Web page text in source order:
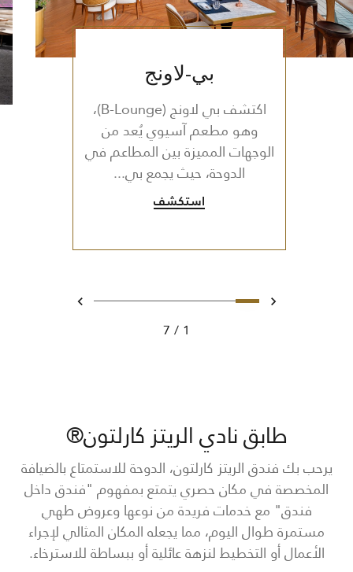
بي-لاونج
اكتشف بي لاونج (B-Lounge)،
وهو مطعم آسيوي يُعد من
الوجهات المميزة بين المطاعم في
الدوحة، حيث يجمع بي...
استكشف
السابقة
0
1
2
3
4
5
6 التالي
1
7
طابق نادي الريتز كارلتون®
يرحب بك فندق الريتز كارلتون، الدوحة للاستمتاع بالضيافة
المخصصة في مكان حصري يتمتع بمفهوم "فندق داخل
فندق" مع خدمات فريدة من نوعها وعروض طهي
مستمرة طوال اليوم، مما يجعله المكان المثالي لإجراء
الأعمال أو التخطيط لنزهة عائلية أو ببساطة للاسترخاء.